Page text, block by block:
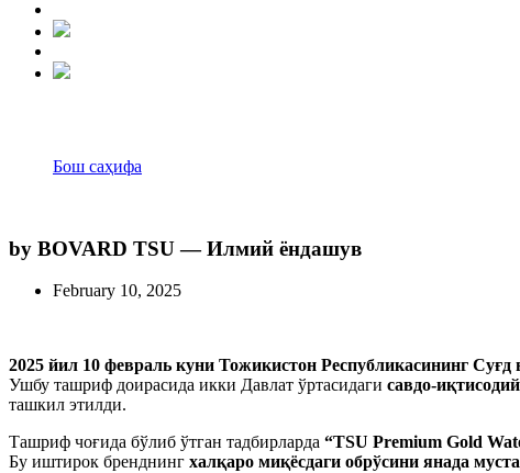
Бош саҳифа
by BOVARD TSU — Илмий ёндашув
February 10, 2025
2025 йил 10 февраль куни Тожикистон Республикасининг
Ушбу ташриф доирасида икки Давлат ўртасидаги савдо-
ташкил этилди.
Ташриф чоғида бўлиб ўтган тадбирларда “TSU Premium Gold
Бу иштирок бренднинг халқаро миқёсдаги обрўсини янада